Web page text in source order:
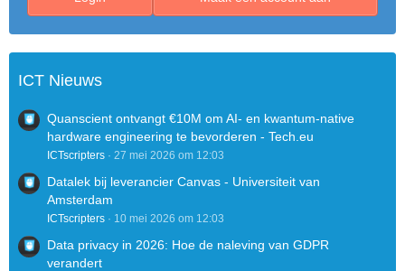
ICT Nieuws
Quanscient ontvangt €10M om AI- en kwantum-native
hardware engineering te bevorderen - Tech.eu
ICTscripters 27 mei 2026 om 12:03
Datalek bij leverancier Canvas - Universiteit van
Amsterdam
ICTscripters 10 mei 2026 om 12:03
Data privacy in 2026: Hoe de naleving van GDPR
verandert